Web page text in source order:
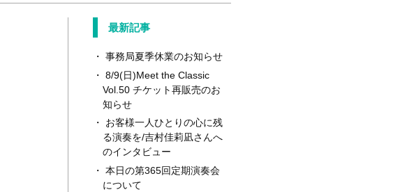
最新記事
事務局夏季休業のお知らせ
8/9(日)Meet the Classic
Vol.50 チケット再販売のお
知らせ
お客様一人ひとりの心に残
る演奏を/吉村佳莉凪さんへ
のインタビュー
本日の第365回定期演奏会
について